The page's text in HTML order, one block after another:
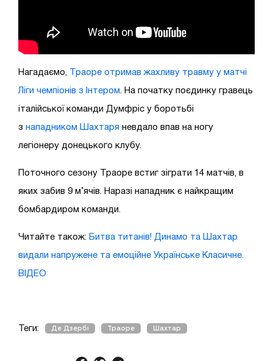
Нагадаємо, Траоре отримав жахливу травму у матчі
Ліги чемпіонів з Інтером . На початку поєдинку гравець
італійської команди Думфріс у боротьбі
з нападником Шахтаря невдало впав на ногу
легіонеру донецького клубу.
Поточного сезону Траоре встиг зіграти 14 матчів, в
яких забив 9 м’ячів. Наразі нападник є найкращим
бомбардиром команди.
Читайте також: Битва титанів! Динамо та Шахтар
видали напружене та емоційне Українське Класичне.
ВІДЕО
Теги: Де Дзербі Траоре Шахтар